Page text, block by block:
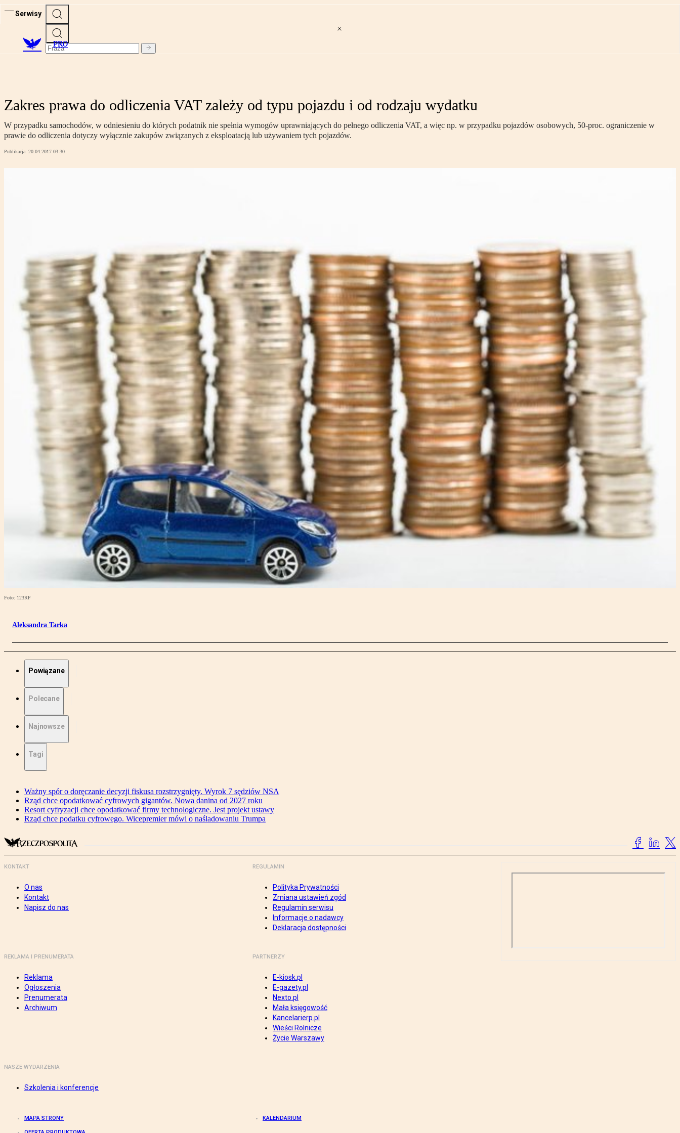
Serwisy
PRO
Zakres prawa do odliczenia VAT zależy od typu pojazdu i od rodzaju wydatku
W przypadku samochodów, w odniesieniu do których podatnik nie spełnia wymogów uprawniających do pełnego odliczenia VAT, a więc np. w przypadku pojazdów osobowych, 50-proc. ograniczenie w
prawie do odliczenia dotyczy wyłącznie zakupów związanych z eksploatacją lub używaniem tych pojazdów.
Publikacja: 20.04.2017 03:30
Foto: 123RF
Aleksandra Tarka
Powiązane
Polecane
Najnowsze
Tagi
Ważny spór o doręczanie decyzji fiskusa rozstrzygnięty. Wyrok 7 sędziów NSA
Rząd chce opodatkować cyfrowych gigantów. Nowa danina od 2027 roku
Resort cyfryzacji chce opodatkować firmy technologiczne. Jest projekt ustawy
Rząd chce podatku cyfrowego. Wicepremier mówi o naśladowaniu Trumpa
KONTAKT
O nas
Kontakt
Napisz do nas
REGULAMIN
Polityka Prywatności
Zmiana ustawień zgód
Regulamin serwisu
Informacje o nadawcy
Deklaracja dostępności
REKLAMA I PRENUMERATA
Reklama
Ogłoszenia
Prenumerata
Archiwum
PARTNERZY
E-kiosk.pl
E-gazety.pl
Nexto.pl
Mała księgowość
Kancelarierp.pl
Wieści Rolnicze
Życie Warszawy
NASZE WYDARZENIA
Szkolenia i konferencje
MAPA STRONY KALENDARIUM